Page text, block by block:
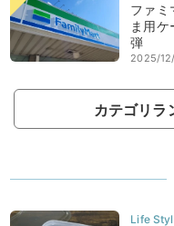
ファミ
ま用
弾
2025/
カテゴリラ